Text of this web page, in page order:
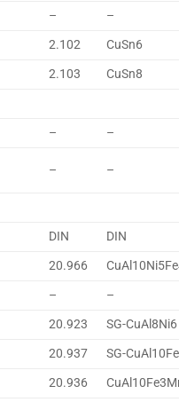
–
–
2.102
CuSn6
2.103 CuSn8
– –
– –
DIN
DIN
20.966
–
–
20.923
SG-CuAl8Ni6
20.937
SG-CuAl10Fe
20.936